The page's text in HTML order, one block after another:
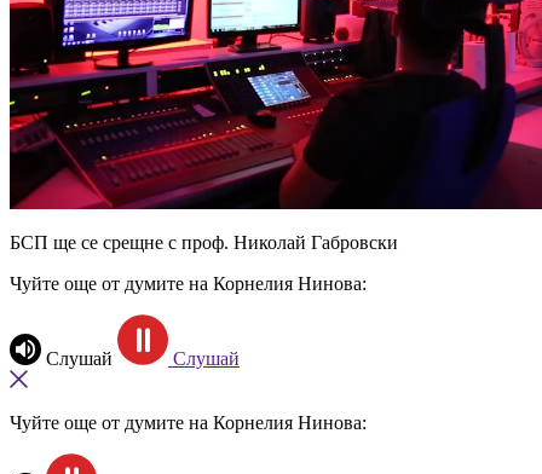
БСП ще се срещне с проф. Николай Габровски
Чуйте още от думите на Корнелия Нинова:
Слушай Слушай
Чуйте още от думите на Корнелия Нинова: